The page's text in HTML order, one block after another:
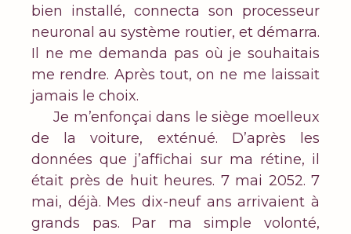
bien installé, connecta son processeur
neuronal au système routier, et démarra.
Il ne me demanda pas où je souhaitais
me rendre. Après tout, on ne me laissait
jamais le choix.
Je m’enfonçai dans le siège moelleux
de la voiture, exténué. D’après les
données que j’affichai sur ma rétine, il
était près de huit heures. 7 mai 2052. 7
mai, déjà. Mes dix-neuf ans arrivaient à
grands pas. Par ma simple volonté,